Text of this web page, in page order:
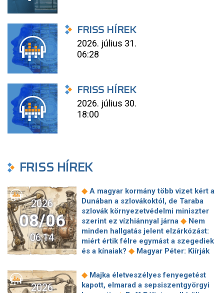
FRISS HÍREK
2026. július 31.
06:28
FRISS HÍREK
2026. július 30.
18:00
FRISS HÍREK
2026
08/06
06:14
◆ A magyar kormány több vizet kért a
Dunában a szlovákoktól, de Taraba
szlovák környezetvédelmi miniszter
szerint ez vízhiánnyal járna ◆ Nem
minden hallgatás jelent elzárkózást:
miért értik félre egymást a szegediek
és a kínaiak? ◆ Magyar Péter: Kiírják
projektekben magyar állami
tulajdonrészt fognak előírni ◆Orbán
Gáspár hatszor repült honvédségi
2026
◆ Majka életveszélyes fenyegetést
kapott, elmarad a sepsiszentgyörgyi